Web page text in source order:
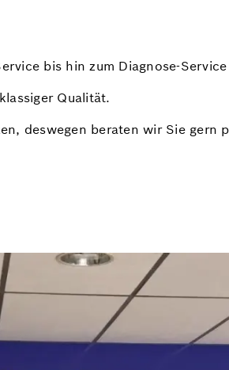
bis hin zum Diagnose-
Qualität.
deswegen beraten wir Sie